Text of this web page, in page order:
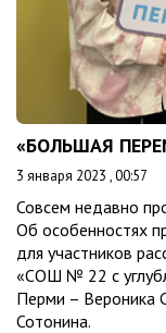
«БОЛЬШАЯ
3 января 2023 , 00:57
Совсем недавно
Об особенностях
для участников
«СОШ № 22 с
Перми – Вероника
Сотонина.